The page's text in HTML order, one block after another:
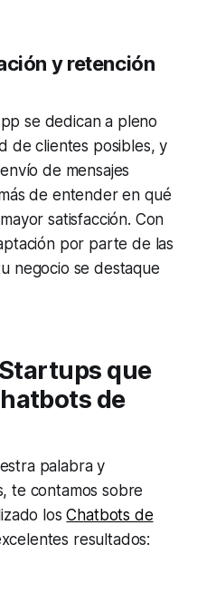
y retención
se dedican a pleno
de clientes posibles, y
de mensajes
de entender en qué
satisfacción. Con
por parte de las
negocio se destaque
que
de
palabra y
te contamos sobre
losChatbots de
resultados: